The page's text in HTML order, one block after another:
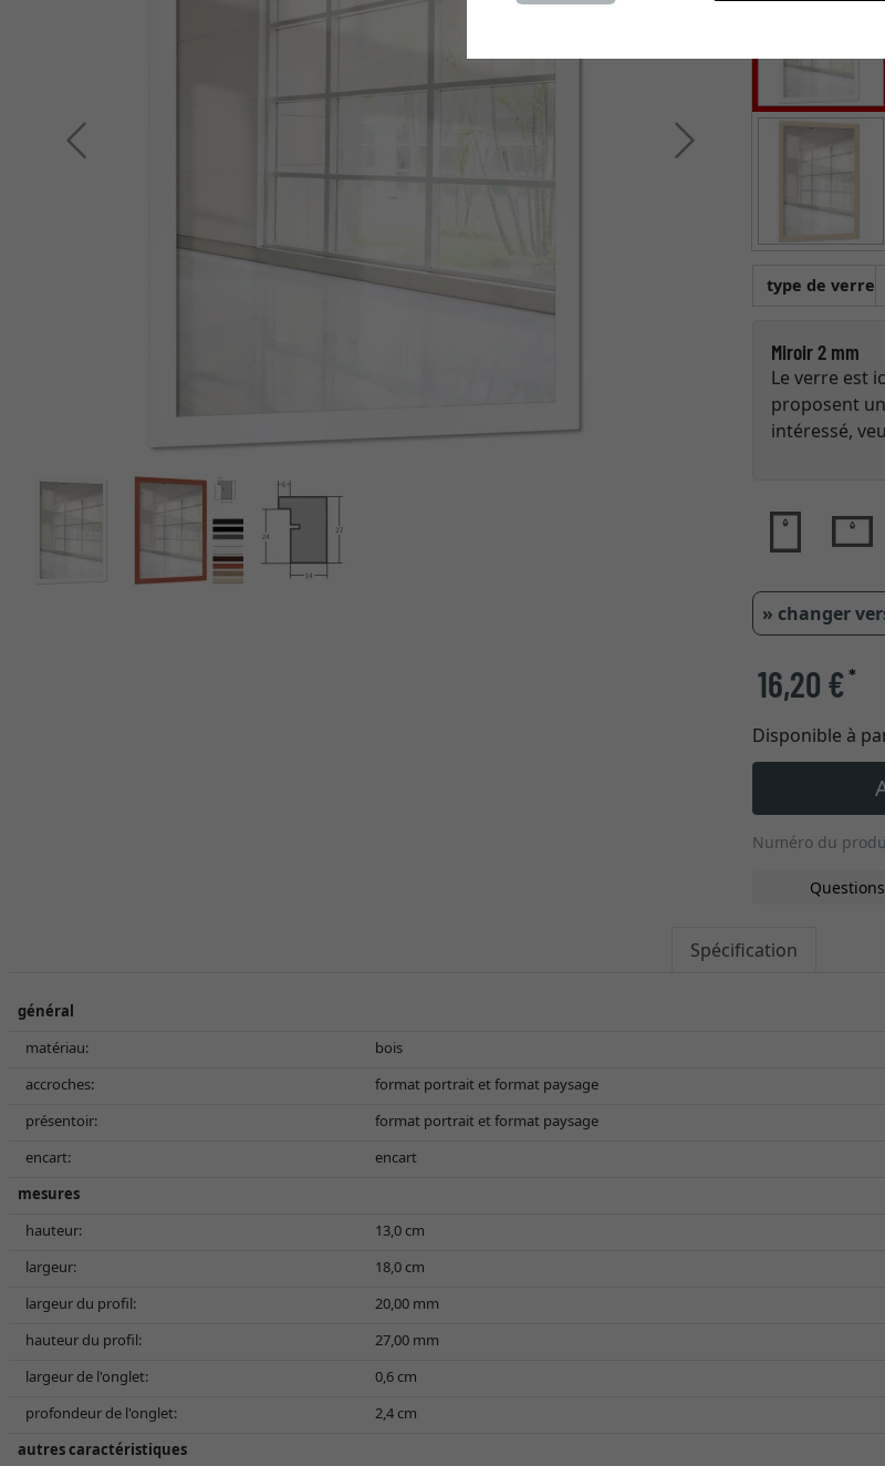
Retour Continuer
type de verre
Miroir 2 mm
Le verre est
proposent
intéressé,
» changer
16,20 €*
Disponible à
Numéro du
Spécification
général
matériau:
bois
accroches:
format portrait et format paysage
présentoir:
format portrait et format paysage
encart:
encart
mesures
hauteur:
13,0 cm
largeur:
18,0 cm
largeur du profil:
20,00 mm
hauteur du profil:
27,00 mm
largeur de l'onglet:
0,6 cm
profondeur de l'onglet:
2,4 cm
autres caractéristiques